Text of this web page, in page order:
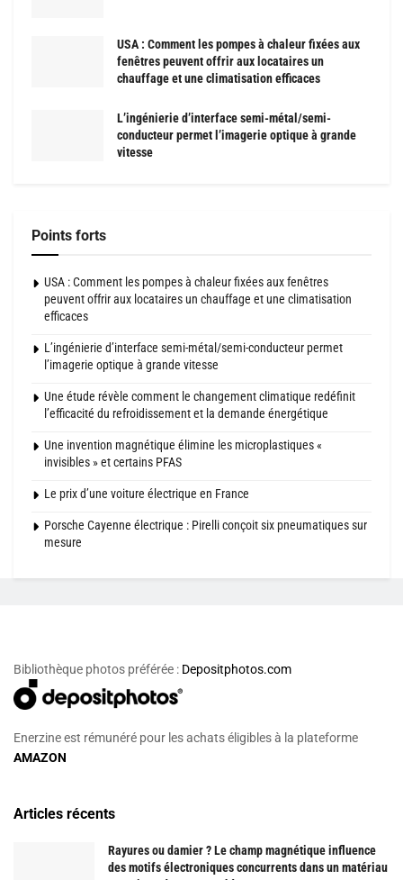
USA : Comment les pompes à chaleur fixées aux
fenêtres peuvent offrir aux locataires un
chauffage et une climatisation efficaces
L’ingénierie d’interface semi-métal/semi-
conducteur permet l’imagerie optique à grande
vitesse
Points forts
USA : Comment les pompes à chaleur fixées aux fenêtres
peuvent offrir aux locataires un chauffage et une climatisation
efficaces
L’ingénierie d’interface semi-métal/semi-conducteur permet
l’imagerie optique à grande vitesse
Une étude révèle comment le changement climatique redéfinit
l’efficacité du refroidissement et la demande énergétique
Une invention magnétique élimine les microplastiques «
invisibles » et certains PFAS
Le prix d’une voiture électrique en France
Porsche Cayenne électrique : Pirelli conçoit six pneumatiques sur
mesure
Bibliothèque photos préférée : Depositphotos.com
Enerzine est rémunéré pour les achats éligibles à la plateforme
AMAZON
Articles récents
Rayures ou damier ? Le champ magnétique influence
des motifs électroniques concurrents dans un matériau